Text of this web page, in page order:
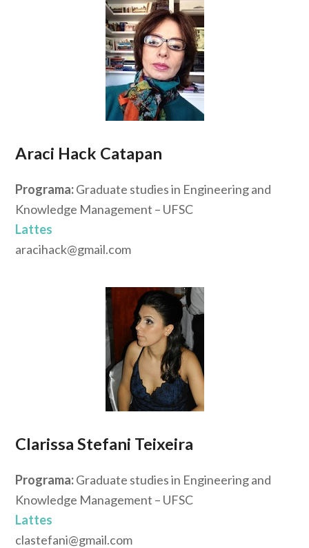
Araci Hack Catapan
Programa:Graduate studies in Engineering and
Knowledge Management – UFSC
Lattes
aracihack@gmail.com
Clarissa Stefani Teixeira
Programa:Graduate studies in Engineering and
Knowledge Management – UFSC
Lattes
clastefani@gmail.com